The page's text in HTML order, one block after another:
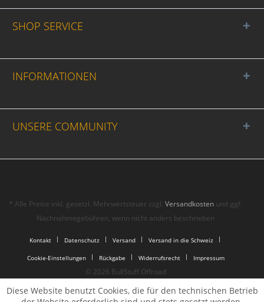
SHOP SERVICE
INFORMATIONEN
UNSERE COMMUNITY
* Alle Preise inkl. gesetzl. Mehrwertsteuer zzgl.Versandkosten und ggf.
Nachnahmegebühren, wenn nicht anders beschrieben
Kontakt Datenschutz Versand Versand in die Schweiz
Cookie-Einstellungen Rückgabe Widerrufsrecht Impressum
© 2026 BullStuff Offroad
Diese Website benutzt Cookies, die für den technischen Betrieb